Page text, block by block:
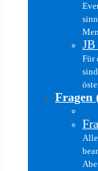
JB
Für
Fragen